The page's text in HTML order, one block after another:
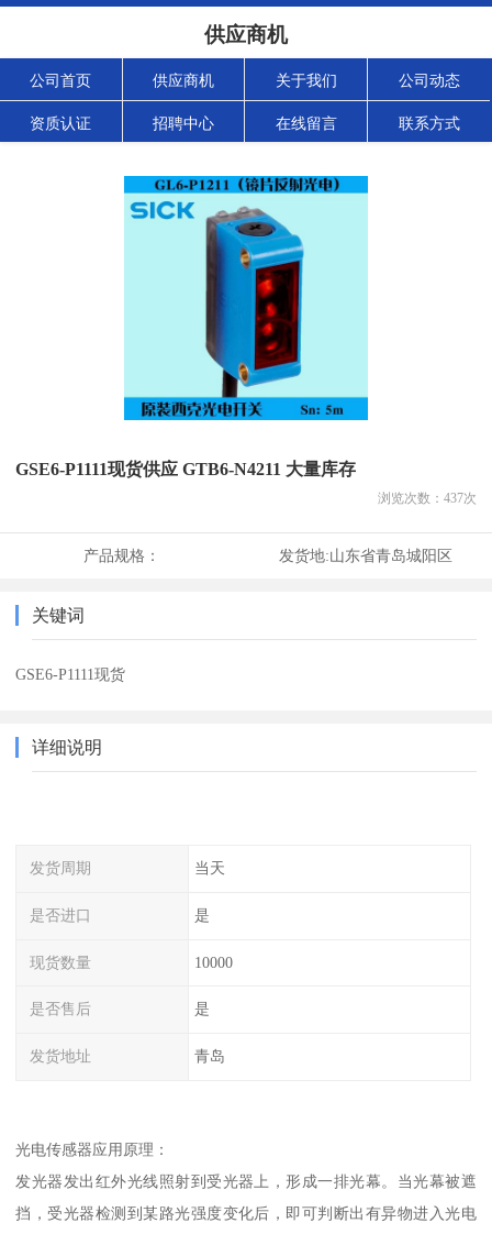
供应商机
公司首页 供应商机 关于我们 公司动态
资质认证 招聘中心 在线留言 联系方式
GSE6-P1111现货供应 GTB6-N4211 大量库存
浏览次数： 437次
产品规格： 发货地:山东省青岛城阳区
关键词
GSE6-P1111现货
详细说明
发货周期 当天
是否进口 是
现货数量 10000
是否售后 是
发货地址 青岛
光电传感器应用原理：
发光器发出红外光线照射到受光器上，形成一排光幕。当光幕被遮
挡，受光器检测到某路光强度变化后，即可判断出有异物进入光电